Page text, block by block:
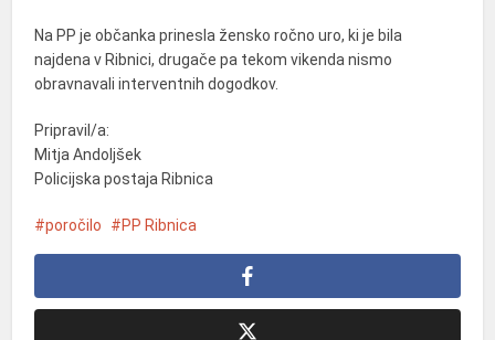
Na PP je občanka prinesla žensko ročno uro, ki je bila
najdena v Ribnici, drugače pa tekom vikenda nismo
obravnavali interventnih dogodkov.
Pripravil/a:
Mitja Andoljšek
Policijska postaja Ribnica
poročilo PP Ribnica